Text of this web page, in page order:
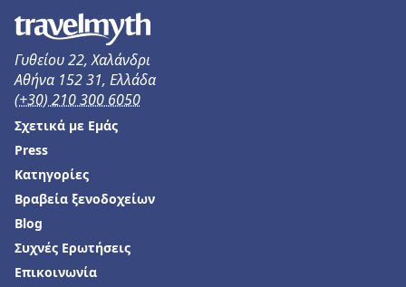
Γυθείου 22, Χαλάνδρι
Αθήνα 152 31, Ελλάδα
(+30) 210 300 6050
Σχετικά με Εμάς
Press
Κατηγορίες
Βραβεία ξενοδοχείων
Blog
Συχνές Ερωτήσεις
Επικοινωνία